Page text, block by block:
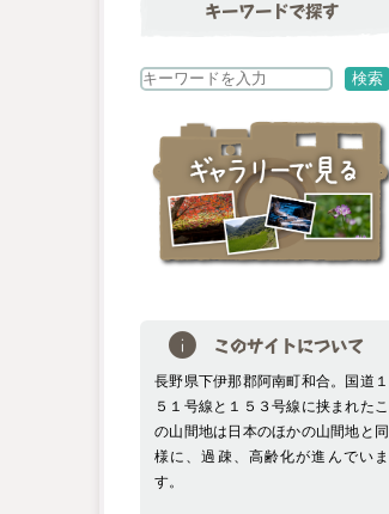
キーワードで探す
検
検索
このサイトについて
長野県下伊那郡阿南町和合。国道１
５１号線と１５３号線に挟まれたこ
の山間地は日本のほかの山間地と同
様に、過疎、高齢化が進んでいま
す。